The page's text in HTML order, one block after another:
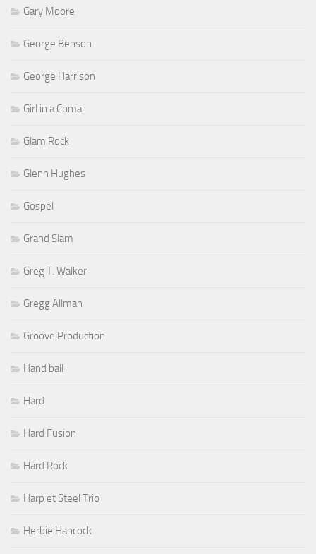
Gary Moore
George Benson
George Harrison
Girl in a Coma
Glam Rock
Glenn Hughes
Gospel
Grand Slam
Greg T. Walker
Gregg Allman
Groove Production
Hand ball
Hard
Hard Fusion
Hard Rock
Harp et Steel Trio
Herbie Hancock